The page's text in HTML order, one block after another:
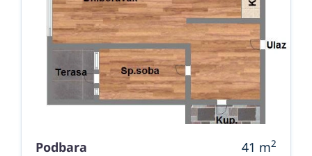
Podbara 41 m2